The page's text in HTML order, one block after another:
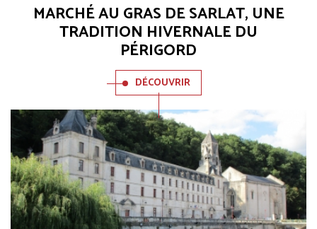
MARCHÉ AU GRAS DE SARLAT, UNE
TRADITION HIVERNALE DU
PÉRIGORD
DÉCOUVRIR